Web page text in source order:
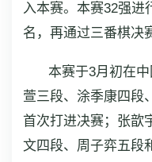
入本赛。本赛32强进
名，再通过三番棋决
本赛于3月初在
萱三段、涂季康四段
首次打进决赛；张歆
文四段、周子弈五段